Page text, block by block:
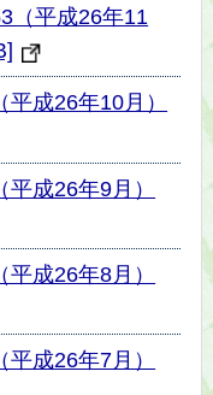
（平成26年11
成26年10月）
成26年9月）
成26年8月）
成26年7月）